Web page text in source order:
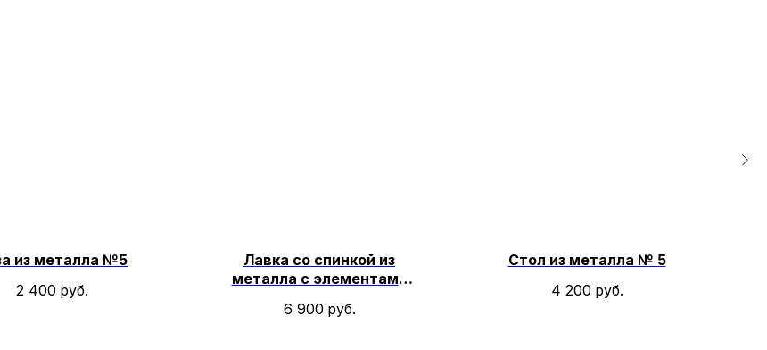
из металла №5
2 400 руб.
Лавка со спинкой из
металла с элементами
6 900 руб.
Стол из металла № 5
4 200 руб.